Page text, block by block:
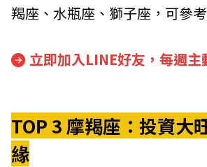
羯座、水瓶座、獅子座，可參
立即加入LINE好友，每週主
TOP 3 摩羯座：投資大
緣